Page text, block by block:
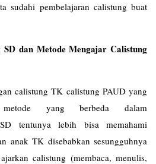
sudahi pembelajaran calistung buat
dan Metode Mengajar Calistung
calistung TK calistung PAUD yang
metode yang berbeda dalam
tentunya lebih bisa memahami
anak TK disebabkan sesungguhnya
calistung (membaca, menulis,